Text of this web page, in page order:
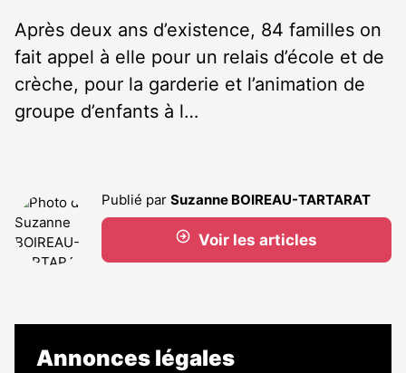
Après deux ans d’existence, 84 familles on
fait appel à elle pour un relais d’école et de
crèche, pour la garderie et l’animation de
groupe d’enfants à l…
Publié par Suzanne BOIREAU-TARTARAT
Voir les articles
Annonces légales